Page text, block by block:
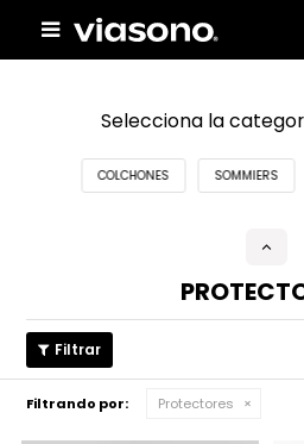

Selecciona la
COLCHONES SOMMIERS
Filtrando por: Protectores